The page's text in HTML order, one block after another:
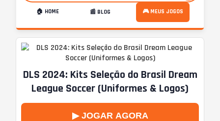
🏠 HOME 📰 BLOG 🎮 MEUS JOGOS
DLS 2024: Kits Seleção do Brasil Dream
League Soccer (Uniformes & Logos)
▶ JOGAR AGORA